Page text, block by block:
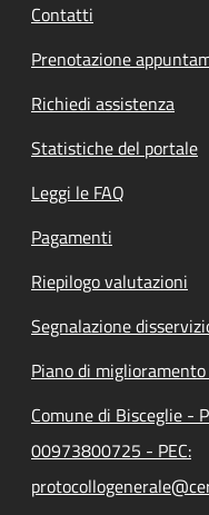
Contatti
Prenotazione
Richiedi assistenza
Statistiche del portale
Leggi le FAQ
Pagamenti
Riepilogo valutazioni
Segnalazione
Piano di
Comune di Bisceglie -
00973800725 - PEC: